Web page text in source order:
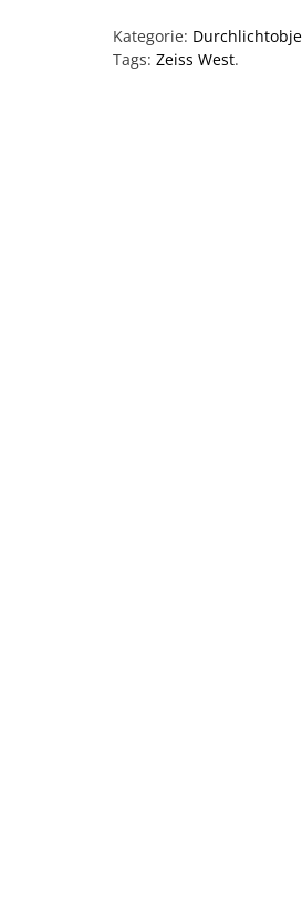
Kategorie:
Tags: Zeiss West.